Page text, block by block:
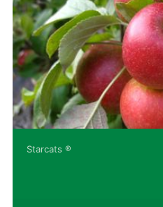
Starcats ®